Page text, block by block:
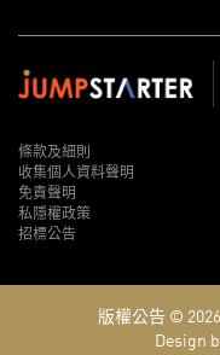
條款及細則
收集個人資料聲明
免責聲明
私隱權政策
招標公告
版權公告 © 2026
Design